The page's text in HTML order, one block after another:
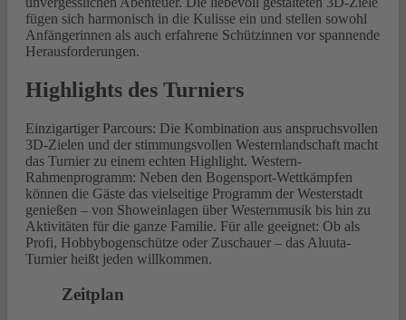
fügen sich harmonisch in die Kulisse ein und stellen sowohl
Anfängerinnen als auch erfahrene Schützinnen vor spannende
Herausforderungen.
Highlights des Turniers
Einzigartiger Parcours: Die Kombination aus anspruchsvollen
3D-Zielen und der stimmungsvollen Westernlandschaft macht
das Turnier zu einem echten Highlight. Western-
Rahmenprogramm: Neben den Bogensport-Wettkämpfen
können die Gäste das vielseitige Programm der Westerstadt
genießen – von Showeinlagen über Westernmusik bis hin zu
Aktivitäten für die ganze Familie. Für alle geeignet: Ob als
Profi, Hobbybogenschütze oder Zuschauer – das Aluuta-
Turnier heißt jeden willkommen.
Zeitplan